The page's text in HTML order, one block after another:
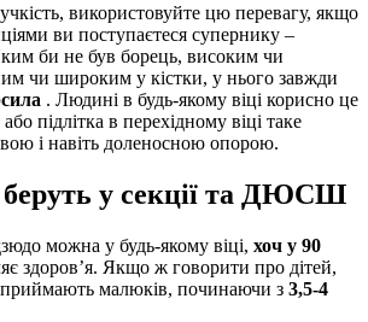
використовуйте цю перевагу, якщо
ви поступаєтеся супернику –
би не був борець, високим чи
чи широким у кістки, у нього завжди
. Людині в будь-якому віці корисно це
підлітка в перехідному віці таке
і навіть доленосною опорою.
беруть у секції та ДЮСШ
можна у будь-якому віці, хоч у 90
здоров’я. Якщо ж говорити про дітей,
приймають малюків, починаючи з 3,5-4